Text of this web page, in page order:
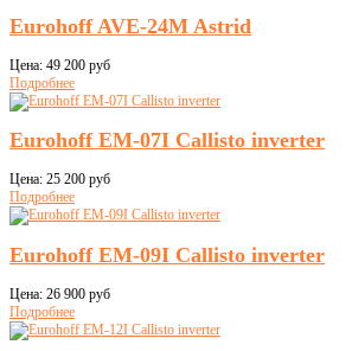
Eurohoff AVE-24M Astrid
Цена: 49 200 руб
Подробнее
Eurohoff EM-07I Callisto inverter
Цена: 25 200 руб
Подробнее
Eurohoff EM-09I Callisto inverter
Цена: 26 900 руб
Подробнее